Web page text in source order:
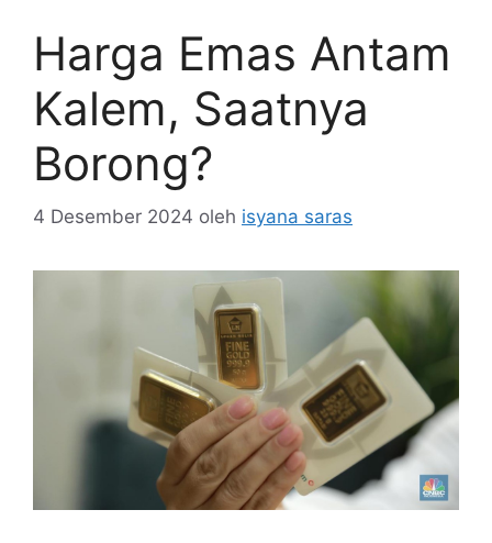
Harga Emas Antam
Kalem, Saatnya
Borong?
4 Desember 2024 oleh isyana saras